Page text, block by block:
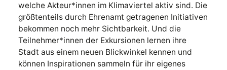
welche Akteur*innen im Klimaviertel aktiv sind. Die
größtenteils durch Ehrenamt getragenen Initiativen
bekommen noch mehr Sichtbarkeit. Und die
Teilnehmer*innen der Exkursionen lernen ihre
Stadt aus einem neuen Blickwinkel kennen und
können Inspirationen sammeln für ihr eigenes